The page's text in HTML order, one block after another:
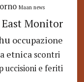
Maan news
Monitor
occupazione
etnica scontri
uccisioni e feriti